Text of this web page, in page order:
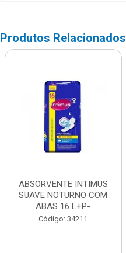
Produtos Relacionados
ABSORVENTE INTIMUS
SUAVE NOTURNO COM
ABAS 16 L+P-
Código: 34211